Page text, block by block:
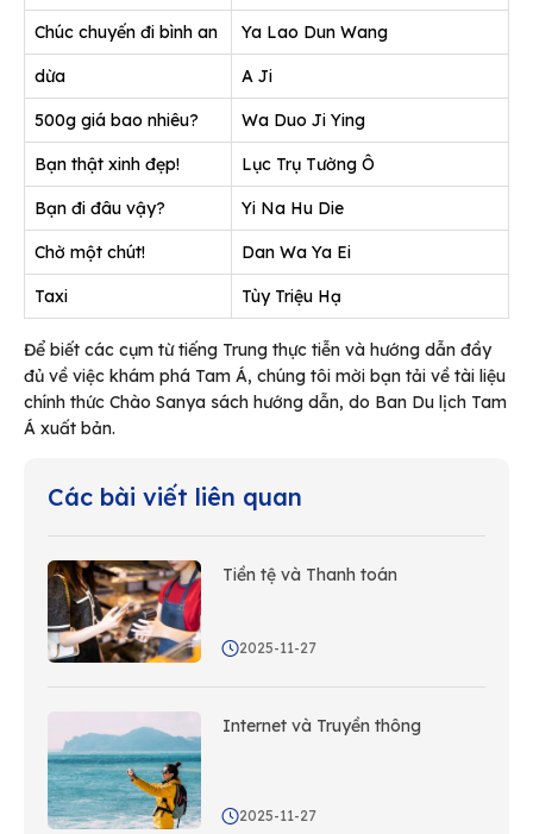
Chúc chuyến đi bình an Ya Lao Dun Wang
dừa A Ji
500g giá bao nhiêu? Wa Duo Ji Ying
Bạn thật xinh đẹp! Lục Trụ Tường Ô
Bạn đi đâu vậy? Yi Na Hu Die
Chờ một chút! Dan Wa Ya Ei
Taxi Tùy Triệu Hạ
Để biết các cụm từ tiếng Trung thực tiễn và hướng dẫn đầy
đủ về việc khám phá Tam Á, chúng tôi mời bạn tải về tài liệu
chính thức Chào Sanya sách hướng dẫn, do Ban Du lịch Tam
Á xuất bản.
Các bài viết liên quan
Tiền tệ và Thanh toán
2025-11-27
Internet và Truyền thông
2025-11-27